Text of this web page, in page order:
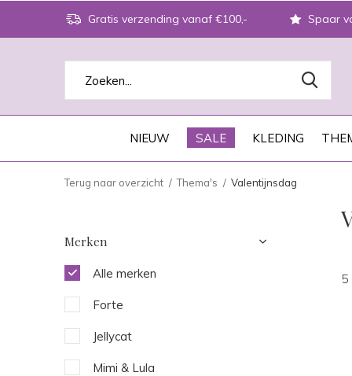
NIEUW SALE KLEDING
Gratis verzending vanaf €100,- Spaar
Terug naar overzicht Thema's Valentijnsdag
5
Merken
Alle merken
Forte
Jellycat
Mimi & Lula